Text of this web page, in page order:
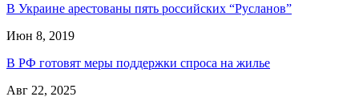
В Украине арестованы пять российских “Русланов”
Июн 8, 2019
В РФ готовят меры поддержки спроса на жилье
Авг 22, 2025